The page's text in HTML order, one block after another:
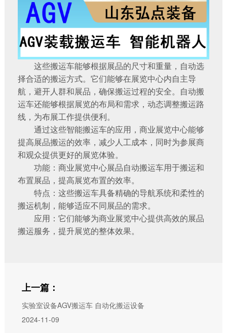
这些搬运车能够根据展品的尺寸和重量，自动选
择合适的搬运方式。它们能够在展览中心内自主导
航，避开人群和展品，确保搬运过程的安全。自动搬
运车还能够根据展览的布局和需求，动态调整搬运路
线，为布展工作提供便利。
通过这些智能搬运车的应用，商业展览中心能够
提高展品搬运的效率，减少人工成本，同时为参展商
和观众提供更好的展览体验。
功能：商业展览中心展品自动搬运车用于搬运和
布置展品，提高展览布置的效率。
特点：这些搬运车具备精确的导航系统和柔性的
搬运机制，能够适应不同展品的需求。
应用：它们能够为商业展览中心提供高效的展品
搬运服务，提升展览的整体效果。
上一篇：
实验室设备AGV搬运车 自动化搬运设备
2024-11-09